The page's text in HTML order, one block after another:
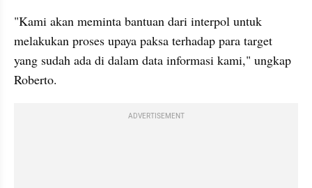
"Kami akan meminta bantuan dari interpol untuk
melakukan proses upaya paksa terhadap para target
yang sudah ada di dalam data informasi kami," ungkap
Roberto.
ADVERTISEMENT